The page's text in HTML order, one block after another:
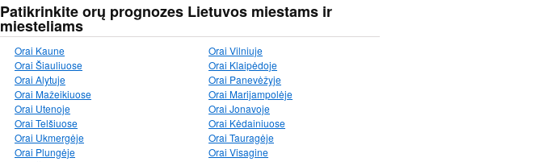
Patikrinkite orų prognozes Lietuvos miestams ir
miesteliams
Orai Kaune
Orai Šiauliuose
Orai Alytuje
Orai Mažeikiuose
Orai Utenoje
Orai Telšiuose
Orai Ukmergėje
Orai Plungėje
Orai Vilniuje
Orai Klaipėdoje
Orai Panevėžyje
Orai Marijampolėje
Orai Jonavoje
Orai Kėdainiuose
Orai Tauragėje
Orai Visagine